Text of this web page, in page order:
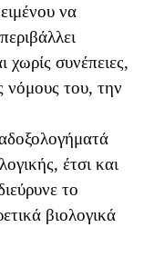
να
χωρίς συνέπειες,
νόμους του, την
έτσι και
το
βιολογικά